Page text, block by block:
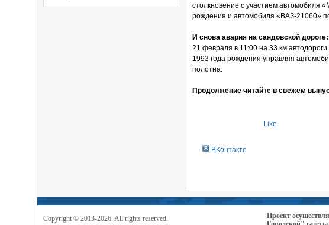
столкновение с участием автомобиля
рождения и автомобиля «ВАЗ-21060»
И снова авария на сандовской
21 февраля в 11:00 на 33 км
1993 года рождения управляя
полотна.
Продолжение читайте в свежем
Like
ВКонтакте
Copyright © 2013-2026. All rights reserved.
Проект